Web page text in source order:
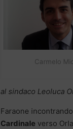
Carmelo
al sindaco Leoluca
Faraone
Cardinale verso